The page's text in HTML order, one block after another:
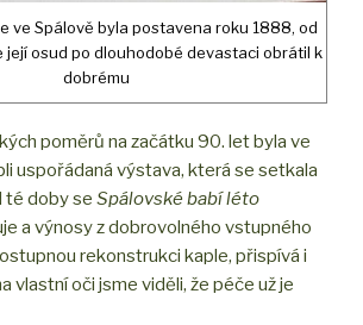
ve Spálově byla postavena roku 1888, od
její osud po dlouhodobé devastaci obrátil k
dobrému
poměrů na začátku 90. let byla ve
uspořádaná výstava, která se setkala
té doby se Spálovské babí léto
a výnosy z dobrovolného vstupného
rekonstrukci kaple, přispívá i
vlastní oči jsme viděli, že péče už je